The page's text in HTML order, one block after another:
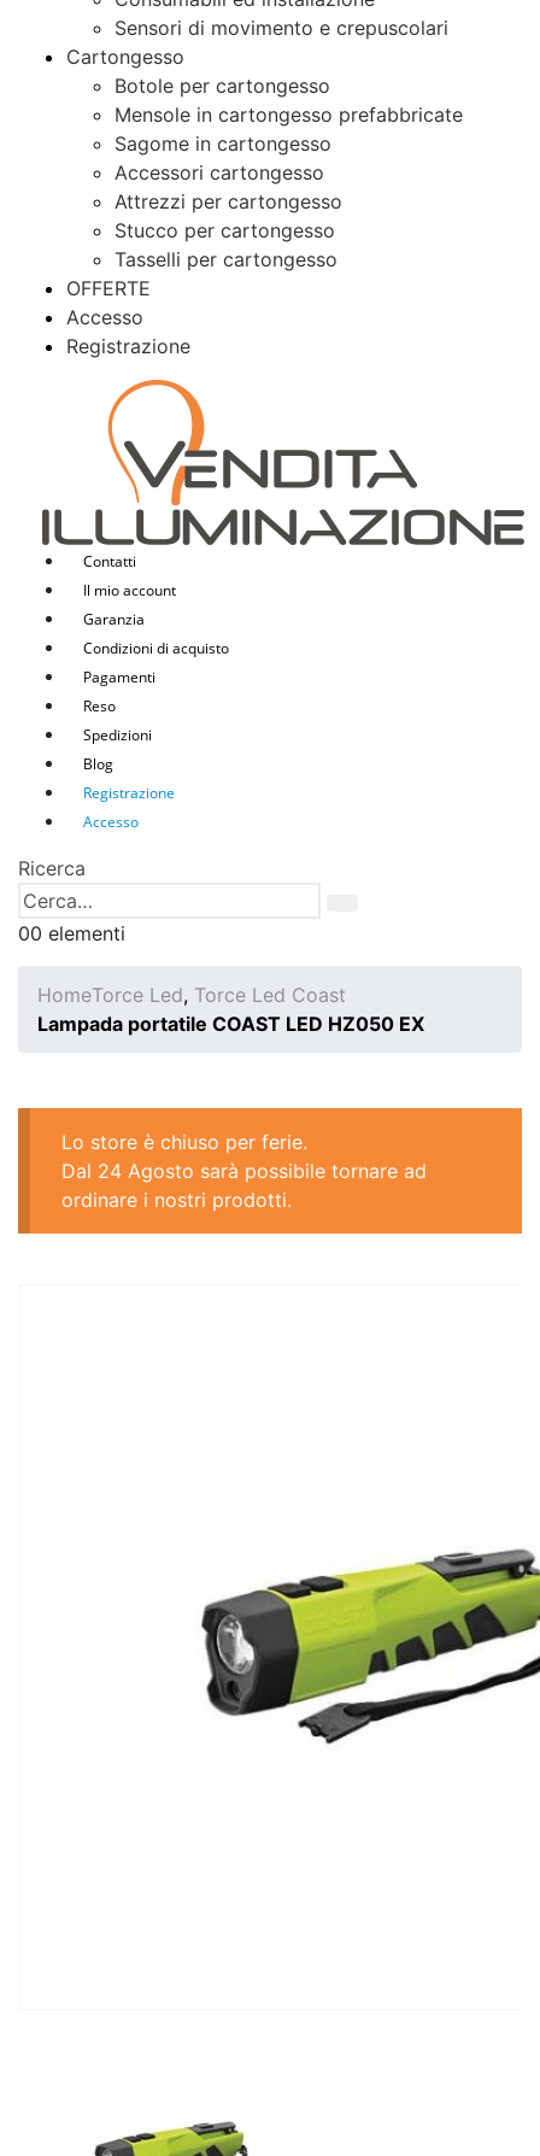
Sensori di movimento e crepuscolari
Cartongesso
Botole per cartongesso
Mensole in cartongesso prefabbricate
Sagome in cartongesso
Accessori cartongesso
Attrezzi per cartongesso
Stucco per cartongesso
Tasselli per cartongesso
OFFERTE
Accesso
Registrazione
Contatti
Il mio account
Garanzia
Condizioni di acquisto
Pagamenti
Reso
Spedizioni
Blog
Registrazione
Accesso
Ricerca
00 elementi
HomeTorce Led, Torce Led Coast
Lampada portatile COAST LED HZ050 EX
Lo store è chiuso per ferie.
Dal 24 Agosto sarà possibile tornare ad
ordinare i nostri prodotti.